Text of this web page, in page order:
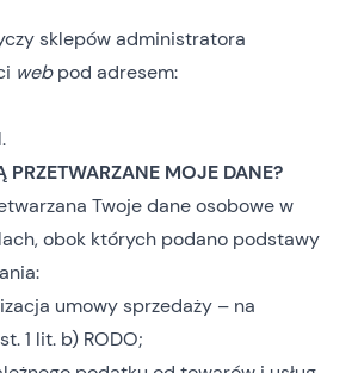
sklepów administratora
webpod adresem:
PRZETWARZANE MOJE DANE?
Twoje dane osobowe w
obok których podano podstawy
umowy sprzedaży – na
1 lit. b) RODO;